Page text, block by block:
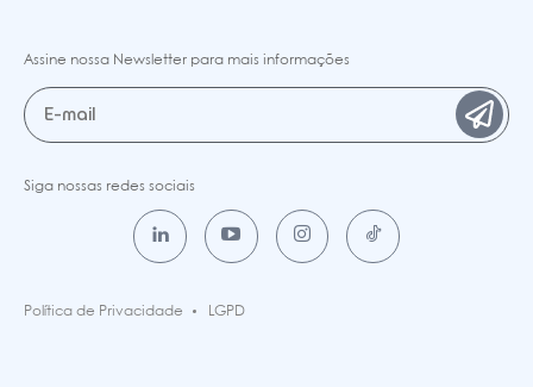
Assine nossa Newsletter para mais informações
Siga nossas redes sociais
Política de Privacidade LGPD